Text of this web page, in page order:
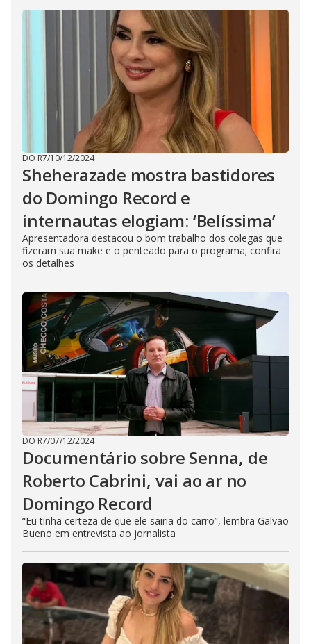
DO R7/10/12/2024
Sheherazade mostra bastidores
do Domingo Record e
internautas elogiam: ‘Belíssima’
Apresentadora destacou o bom trabalho dos colegas que
fizeram sua make e o penteado para o programa; confira
os detalhes
DO R7/07/12/2024
Documentário sobre Senna, de
Roberto Cabrini, vai ao ar no
Domingo Record
“Eu tinha certeza de que ele sairia do carro”, lembra Galvão
Bueno em entrevista ao jornalista